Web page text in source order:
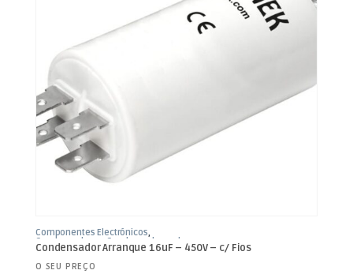
Componentes Electrónicos,
Condensadores
Condensadores de
Arranque
Condensador Arranque 16uF – 450V – c/ Fios
O SEU PREÇO